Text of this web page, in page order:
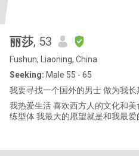
丽莎, 53
Fushun, Liaoning, China
Seeking: Male 55 - 65
我要寻找一个国外的男士 做为我
我热爱生活 喜欢西方人的文化和美食 喜欢小浪漫 爱旅游 爱健身 喜欢